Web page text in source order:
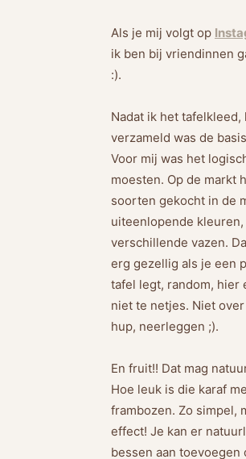
Als je mij volgt op
ik ben bij vriendinnen
:).
Nadat ik het
verzameld was de
Voor mij was het
moesten. Op de markt
soorten gekocht in de
uiteenlopende
verschillende vazen.
erg gezellig als je een
tafel legt, random, hier
niet te netjes. Niet
hup, neerleggen ;).
En fruit!! Dat mag
Hoe leuk is die karaf
frambozen. Zo simpel,
effect! Je kan er
bessen aan toevoegen